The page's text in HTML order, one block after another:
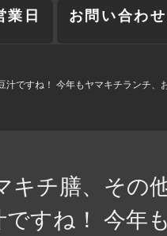
業日 お問い合わせ
ですね！ 今年もヤマキチランチ、
キチ膳、その
すね！ 今年